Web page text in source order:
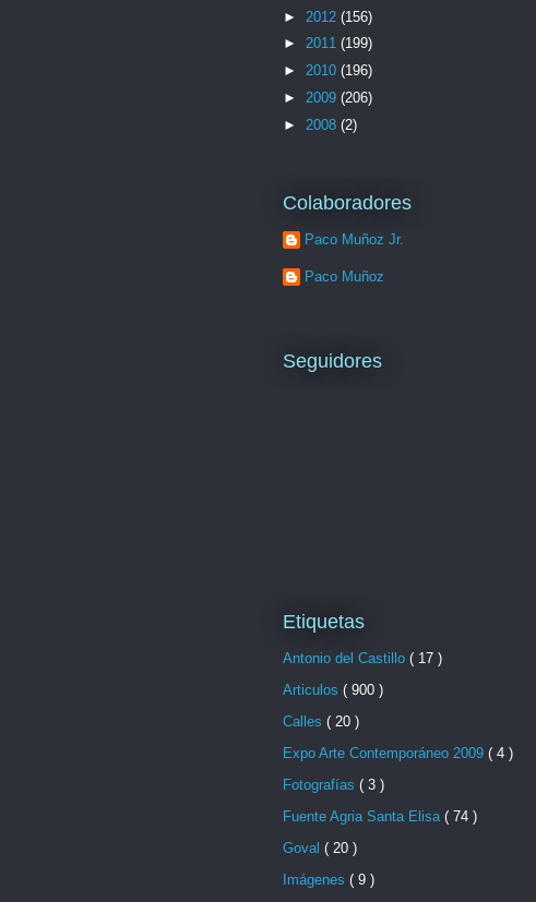
► 2012 (156)
► 2011 (199)
► 2010 (196)
► 2009 (206)
► 2008 (2)
Colaboradores
Paco Muñoz Jr.
Paco Muñoz
Seguidores
Etiquetas
Antonio del Castillo ( 17 )
Articulos ( 900 )
Calles ( 20 )
Expo Arte Contemporáneo 2009 ( 4 )
Fotografías ( 3 )
Fuente Agria Santa Elisa ( 74 )
Goval ( 20 )
Imágenes ( 9 )